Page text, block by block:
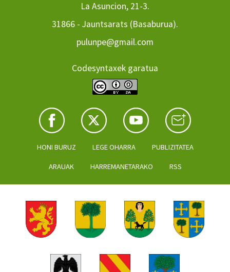
La Asuncion, 21-3.
31866 - Jauntsarats (Basaburua).
pulunpe@gmail.com
Codesyntaxek garatua
HONI BURUZ LEGE OHARRA PUBLIZITATEA
ARAUAK HARREMANETARAKO RSS